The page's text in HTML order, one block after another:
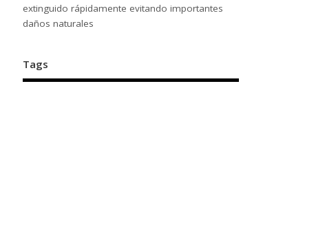
extinguido rápidamente evitando importantes
daños naturales
Tags